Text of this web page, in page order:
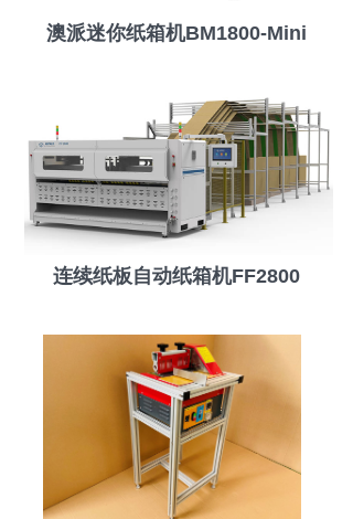
澳派迷你纸箱机BM1800-Mini
连续纸板自动纸箱机FF2800